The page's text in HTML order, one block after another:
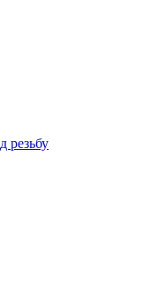
резьбу